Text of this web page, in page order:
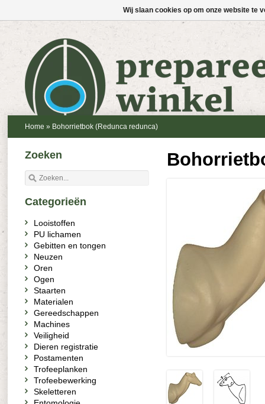
Home » Bohorrietbok (Redunca redunca)
Zoeken
Categorieën
Looistoffen
PU lichamen
Gebitten en tongen
Neuzen
Oren
Ogen
Staarten
Materialen
Gereedschappen
Machines
Veiligheid
Dieren registratie
Postamenten
Trofeeplanken
Trofeebewerking
Skeletteren
Wij slaan cookies op om onze website te